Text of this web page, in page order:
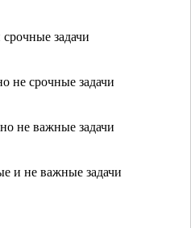
задачи
не срочные задачи
не важные задачи
и не важные задачи